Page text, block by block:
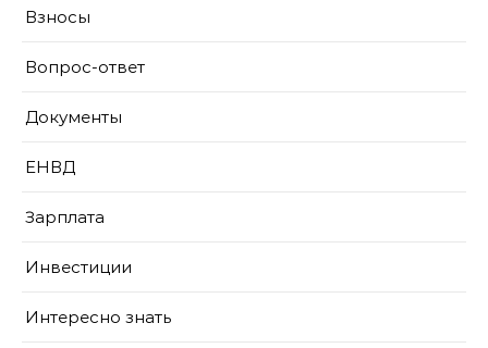
Взносы
Вопрос-ответ
Документы
ЕНВД
Зарплата
Инвестиции
Интересно знать